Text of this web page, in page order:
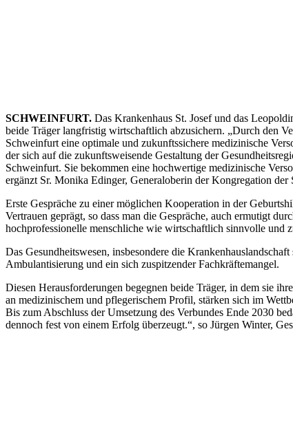
SCHWEINFURT. Das Krankenhaus St. Josef und das
beide Träger langfristig wirtschaftlich abzusichern. „Durch den
Schweinfurt eine optimale und zukunftssichere medizinische
der sich auf die zukunftsweisende Gestaltung der
Schweinfurt. Sie bekommen eine hochwertige medizinische
ergänzt Sr. Monika Edinger, Generaloberin der Kongregation der
Erste Gespräche zu einer möglichen Kooperation in der
Vertrauen geprägt, so dass man die Gespräche, auch ermutigt
hochprofessionelle menschliche wie wirtschaftlich sinnvolle und
Das Gesundheitswesen, insbesondere die
Ambulantisierung und ein sich zuspitzender Fachkräftemangel.
Diesen Herausforderungen begegnen beide Träger, in dem sie
an medizinischem und pflegerischem Profil, stärken sich im
Bis zum Abschluss der Umsetzung des Verbundes Ende 2030
dennoch fest von einem Erfolg überzeugt.“, so Jürgen Winter,